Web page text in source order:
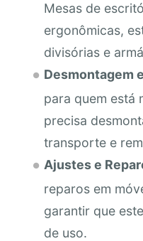
Mesas de
ergonômicas,
divisórias e
Desmontagem
para quem está
precisa
transporte e
Ajustes e
reparos em
garantir que
de uso.